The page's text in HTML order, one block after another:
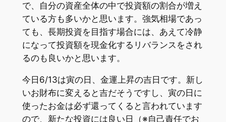
で、自分の資産全体の中で投資額の割合が増え
ている方も多いかと思います。強気相場であっ
ても、長期投資を目指す場合には、あえて冷静
になって投資額を現金化するリバランスをされ
るのも良いかと思います。
今日6/13は寅の日、金運上昇の吉日です。新し
いお財布に変えると吉だそうですし、寅の日に
使ったお金は必ず還ってくると言われています
ので、新たな投資には良い日（※自己責任でお